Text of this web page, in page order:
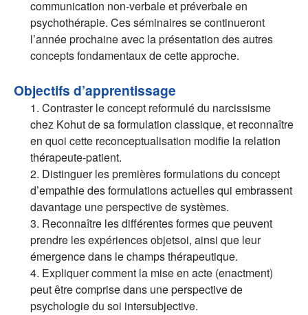
communication non-verbale et préverbale en
psychothérapie. Ces séminaires se continueront
l’année prochaine avec la présentation des autres
concepts fondamentaux de cette approche.
Objectifs d’apprentissage
1. Contraster le concept reformulé du narcissisme
chez Kohut de sa formulation classique, et reconnaître
en quoi cette reconceptualisation modifie la relation
thérapeute-patient.
2. Distinguer les premières formulations du concept
d’empathie des formulations actuelles qui embrassent
davantage une perspective de systèmes.
3. Reconnaître les différentes formes que peuvent
prendre les expériences objetsoi, ainsi que leur
émergence dans le champs thérapeutique.
4. Expliquer comment la mise en acte (enactment)
peut être comprise dans une perspective de
psychologie du soi intersubjective.